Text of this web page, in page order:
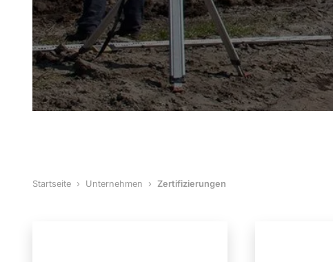
Startseite Unternehmen Zertifizierungen